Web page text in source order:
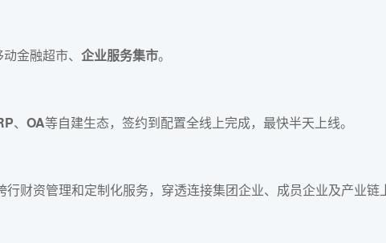
金融超市、 企业服务集市。
、 OA等自建生态，签约到配置全线上完成，最快半天上线。
行财资管理和定制化服务，穿透连接集团企业、成员企业及产业链